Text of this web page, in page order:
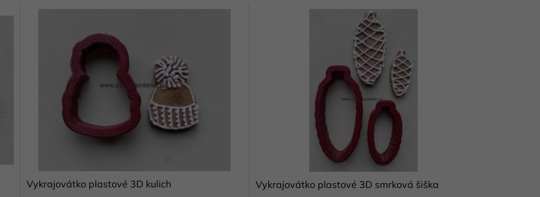
Vykrajovátko plastové 3D kulich Vykrajovátko plastové 3D smrková šiška